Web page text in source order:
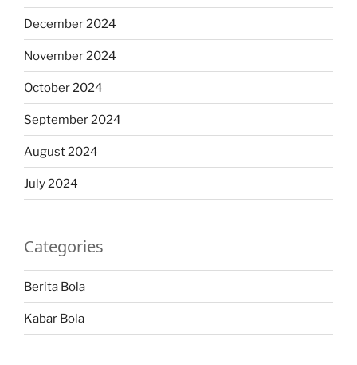
December 2024
November 2024
October 2024
September 2024
August 2024
July 2024
Categories
Berita Bola
Kabar Bola